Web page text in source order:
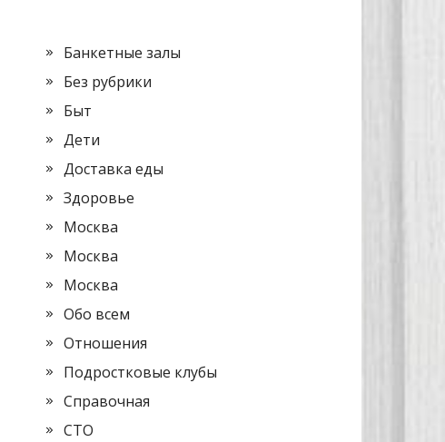
Банкетные залы
Без рубрики
Быт
Дети
Доставка еды
Здоровье
Москва
Москва
Москва
Обо всем
Отношения
Подростковые клубы
Справочная
СТО